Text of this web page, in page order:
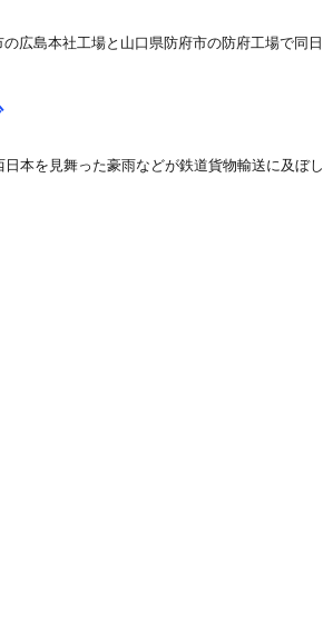
広島本社工場と山口県防府市の防府工場で同日
を見舞った豪雨などが鉄道貨物輸送に及ぼし